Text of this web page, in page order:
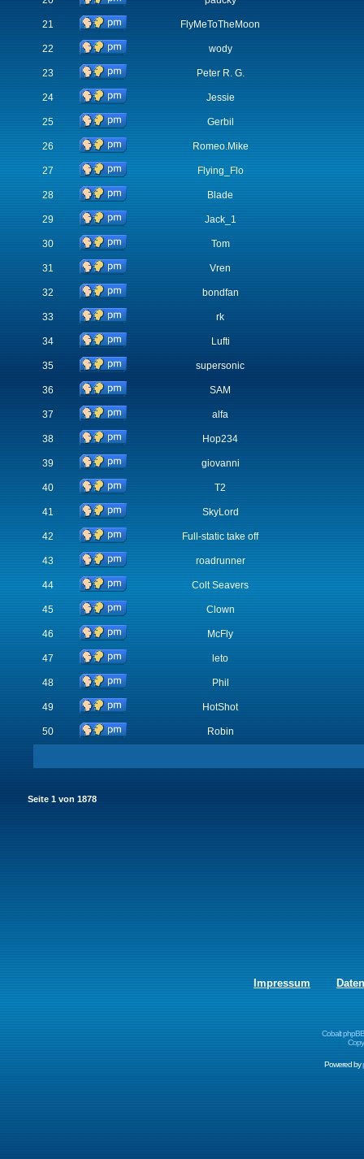
21 FlyMeToTheMoon
22 wody
23 Peter R. G.
24 Jessie
25 Gerbil
26 Romeo.Mike
27 Flying_Flo
28 Blade
29 Jack_1
30 Tom
31 Vren
32 bondfan
33 rk
34 Lufti
35 supersonic
36 SAM
37 alfa
38 Hop234
39 giovanni
40 T2
41 SkyLord
42 Full-static take off
43 roadrunner
44 Colt Seavers
45 Clown
46 McFly
47 leto
48 Phil
49 HotShot
50 Robin
Seite 1 von 1878
Impressum
Cobalt
Powered by